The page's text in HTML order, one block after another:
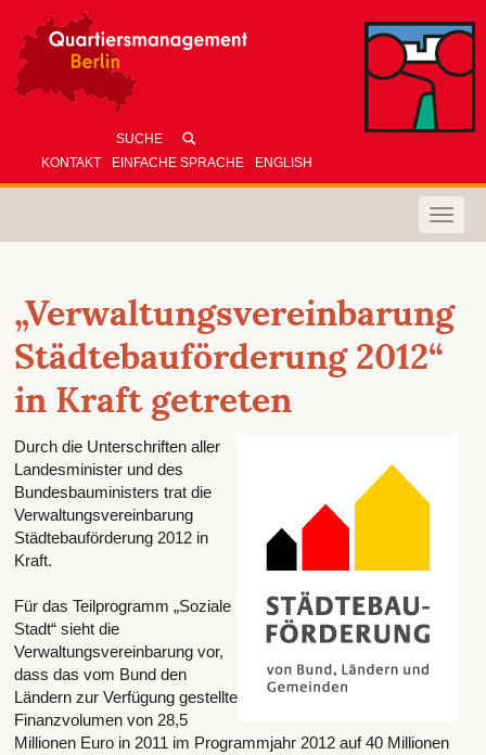
KONTAKT EINFACHE SPRACHE ENGLISH
Toggle
„Verwaltungsvereinbarung
Städtebauförderung 2012“
in Kraft getreten
Durch die Unterschriften aller
Landesminister und des
Bundesbauministers trat die
Verwaltungsvereinbarung
Städtebauförderung 2012 in
Kraft.
Für das Teilprogramm „Soziale
Stadt“ sieht die
Verwaltungsvereinbarung vor,
dass das vom Bund den
Ländern zur Verfügung gestellte
Finanzvolumen von 28,5
Millionen Euro in 2011 im Programmjahr 2012 auf 40 Millionen